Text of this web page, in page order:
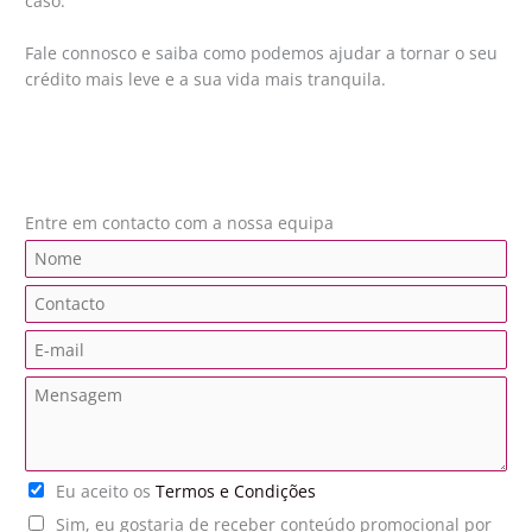
Fale connosco e saiba como podemos ajudar a tornar o seu
crédito mais leve e a sua vida mais tranquila.
Entre em contacto com a nossa equipa
N
a
m
e
o
t
o
m
*
M
s
a
g
T
e
Eu aceito osTermos e Condições
P
Sim, eu gostaria de receber conteúdo promocional por